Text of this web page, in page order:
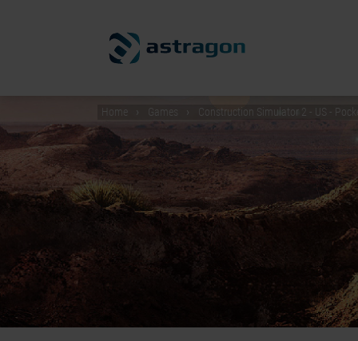
Home Games Construction Simulator 2 - US -